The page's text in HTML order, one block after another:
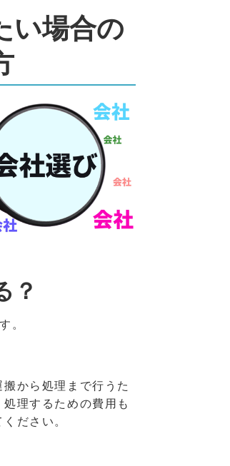
い場合の
？
。
から処理まで行うた
理するための費用も
ださい。